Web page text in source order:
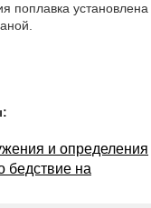
поплавка установлена
и определения
бедствие на